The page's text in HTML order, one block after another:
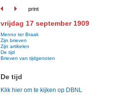
print
vrijdag 17 september 1909
Menno ter Braak
Zijn brieven
Zijn artikelen
De tijd
Brieven van tijdgenoten
De tijd
Klik hier om te kijken op DBNL